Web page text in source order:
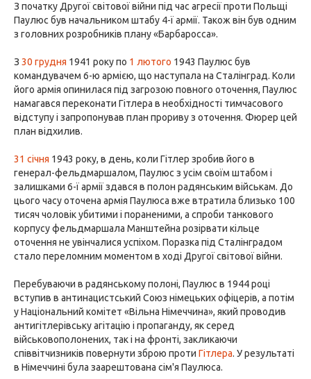
З початку Другої світової війни під час агресії проти Польщі
Паулюс був начальником штабу 4-ї армії. Також він був одним
з головних розробників плану «Барбаросса».
З 30 грудня 1941 року по 1 лютого 1943 Паулюс був
командувачем 6-ю армією, що наступала на Сталінград. Коли
його армія опинилася під загрозою повного оточення, Паулюс
намагався переконати Гітлера в необхідності тимчасового
відступу і запропонував план прориву з оточення. Фюрер цей
план відхилив.
31 січня 1943 року, в день, коли Гітлер зробив його в
генерал-фельдмаршалом, Паулюс з усім своїм штабом і
залишками 6-ї армії здався в полон радянським військам. До
цього часу оточена армія Паулюса вже втратила близько 100
тисяч чоловік убитими і пораненими, а спроби танкового
корпусу фельдмаршала Манштейна розірвати кільце
оточення не увінчалися успіхом. Поразка під Сталінградом
стало переломним моментом в ході Другої світової війни.
Перебуваючи в радянському полоні, Паулюс в 1944 році
вступив в антинацистський Союз німецьких офіцерів, а потім
у Національний комітет «Вільна Німеччина», який проводив
антигітлерівську агітацію і пропаганду, як серед
військовополонених, так і на фронті, закликаючи
співвітчизників повернути зброю проти Гітлера. У результаті
в Німеччині була заарештована сім'я Паулюса.